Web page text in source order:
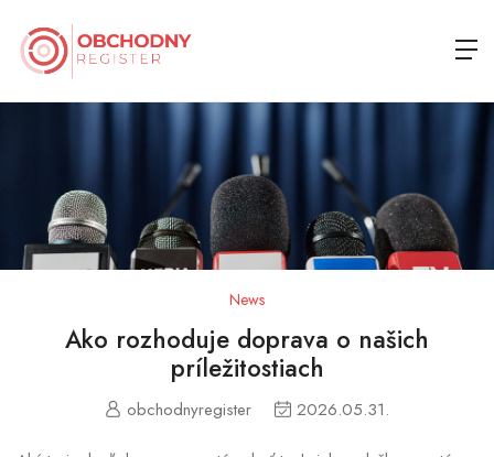
News
Ako rozhoduje doprava o našich
príležitostiach
obchodnyregister 2026.05.31.